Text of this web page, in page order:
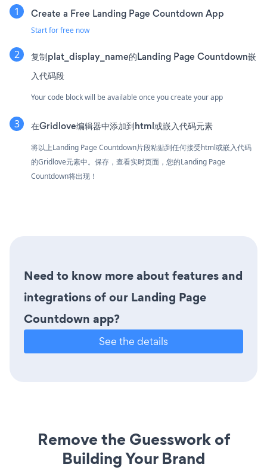
Create a Free Landing Page Countdown App
Start for free now
复制plat_display_name的Landing Page Countdown嵌
入代码段
Your code block will be available once you create your app
在Gridlove编辑器中添加到html或嵌入代码元素
将以上Landing Page Countdown片段粘贴到任何接受html或嵌入代码
的Gridlove元素中。保存，查看实时页面，您的Landing Page
Countdown将出现！
Need to know more about features and
integrations of our Landing Page
Countdown app?
See the details
Remove the Guesswork of
Building Your Brand